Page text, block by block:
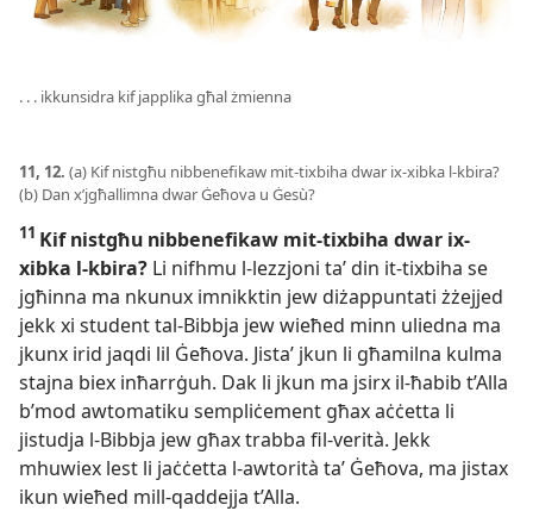
. . . ikkunsidra kif japplika għal żmienna
11, 12. (a) Kif nistgħu nibbenefikaw mit-tixbiha dwar ix-xibka l-kbira?
(b) Dan x’jgħallimna dwar Ġeħova u Ġesù?
11 Kif nistgħu nibbenefikaw mit-tixbiha dwar ix-
xibka l-kbira? Li nifhmu l-lezzjoni taʼ din it-tixbiha se
jgħinna ma nkunux imnikktin jew diżappuntati żżejjed
jekk xi student tal-Bibbja jew wieħed minn uliedna ma
jkunx irid jaqdi lil Ġeħova. Jistaʼ jkun li għamilna kulma
stajna biex inħarrġuh. Dak li jkun ma jsirx il-ħabib t’Alla
b’mod awtomatiku sempliċement għax aċċetta li
jistudja l-Bibbja jew għax trabba fil-verità. Jekk
mhuwiex lest li jaċċetta l-awtorità taʼ Ġeħova, ma jistax
ikun wieħed mill-qaddejja t’Alla.